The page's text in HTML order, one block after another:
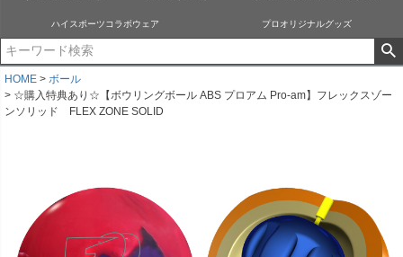
ハイスポーツコラボウェア プロオリジナルグッズ
HOME
ボール
☆購入特典あり☆【ボウリングボール ABS プロアム Pro-am】フレックスゾー
ンソリッド FLEX ZONE SOLID